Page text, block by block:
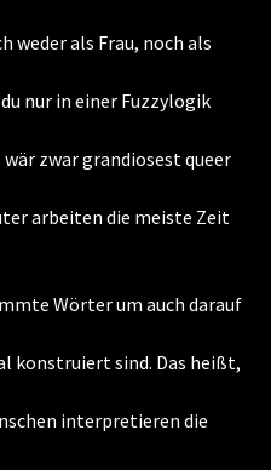
weder als Frau, noch als
nur in einer Fuzzylogik
zwar grandiosest queer
arbeiten die meiste Zeit
Wörter um auch darauf
konstruiert sind. Das heißt,
interpretieren die